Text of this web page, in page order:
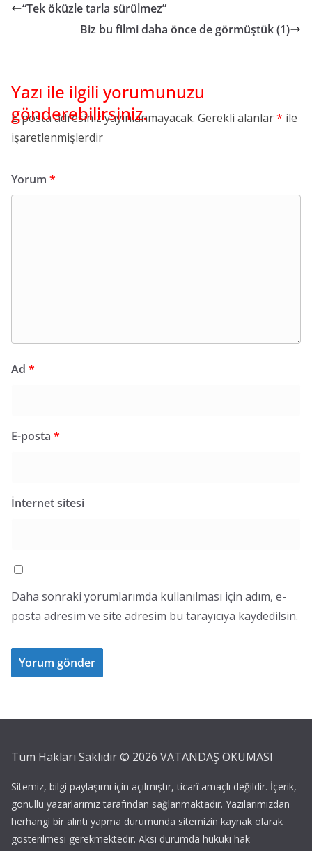
“Tek öküzle tarla sürülmez”
Biz bu filmi daha önce de görmüştük (1)
E-posta adresiniz yayınlanmayacak. Gerekli alanlar* ile
işaretlenmişlerdir
Yorum *
Ad *
E-posta *
İnternet sitesi
Daha sonraki yorumlarımda kullanılması için adım, e-
posta adresim ve site adresim bu tarayıcıya kaydedilsin.
Tüm Hakları Saklıdır © 2026 VATANDAŞ OKUMASI
Sitemiz, bilgi paylaşımı için açılmıştır, ticarî amaçlı değildir. İçerik,
gönüllü yazarlarımız tarafından sağlanmaktadır. Yazılarımızdan
herhangi bir alıntı yapma durumunda sitemizin kaynak olarak
gösterilmesi gerekmektedir. Aksi durumda hukuki hak